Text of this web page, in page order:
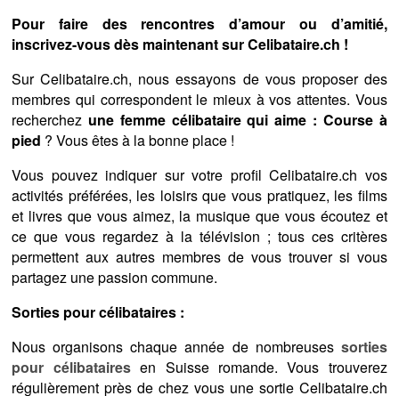
Pour faire des rencontres d’amour ou d’amitié,
inscrivez-vous dès maintenant sur Celibataire.ch !
Sur Celibataire.ch, nous essayons de vous proposer des
membres qui correspondent le mieux à vos attentes. Vous
recherchez une femme célibataire qui aime : Course à
pied ? Vous êtes à la bonne place !
Vous pouvez indiquer sur votre profil Celibataire.ch vos
activités préférées, les loisirs que vous pratiquez, les films
et livres que vous aimez, la musique que vous écoutez et
ce que vous regardez à la télévision ; tous ces critères
permettent aux autres membres de vous trouver si vous
partagez une passion commune.
Sorties pour célibataires :
Nous organisons chaque année de nombreuses sorties
pour célibatairesen Suisse romande. Vous trouverez
régulièrement près de chez vous une sortie Celibataire.ch